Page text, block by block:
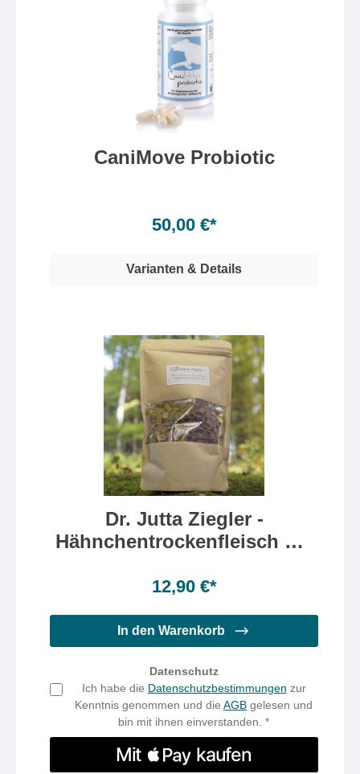
CaniMove Probiotic
50,00 €*
Varianten & Details
Dr. Jutta Ziegler -
Hähnchentrockenfleisch mit
12,90 €*
In den Warenkorb
Datenschutz
Ich habe die Datenschutzbestimmungen zur
Kenntnis genommen und die AGB gelesen und
bin mit ihnen einverstanden. *